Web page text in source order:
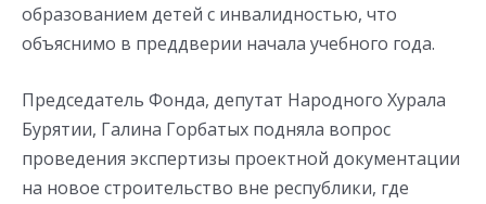
образованием детей с инвалидностью, что
объяснимо в преддверии начала учебного года.
Председатель Фонда, депутат Народного Хурала
Бурятии, Галина Горбатых подняла вопрос
проведения экспертизы проектной документации
на новое строительство вне республики, где